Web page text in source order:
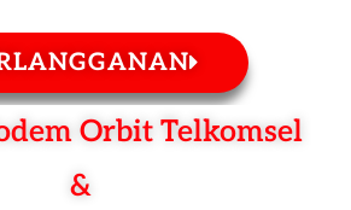
Orbit Telkomsel
&